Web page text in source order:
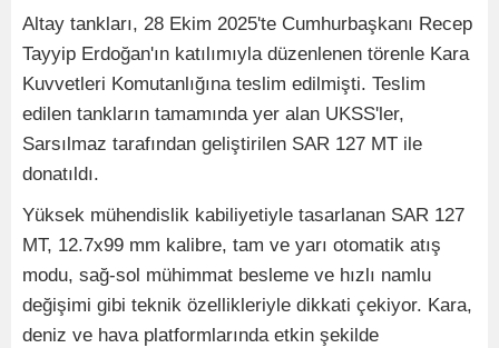
Altay tankları, 28 Ekim 2025'te Cumhurbaşkanı Recep
Tayyip Erdoğan'ın katılımıyla düzenlenen törenle Kara
Kuvvetleri Komutanlığına teslim edilmişti. Teslim
edilen tankların tamamında yer alan UKSS'ler,
Sarsılmaz tarafından geliştirilen SAR 127 MT ile
donatıldı.
Yüksek mühendislik kabiliyetiyle tasarlanan SAR 127
MT, 12.7x99 mm kalibre, tam ve yarı otomatik atış
modu, sağ-sol mühimmat besleme ve hızlı namlu
değişimi gibi teknik özellikleriyle dikkati çekiyor. Kara,
deniz ve hava platformlarında etkin şekilde